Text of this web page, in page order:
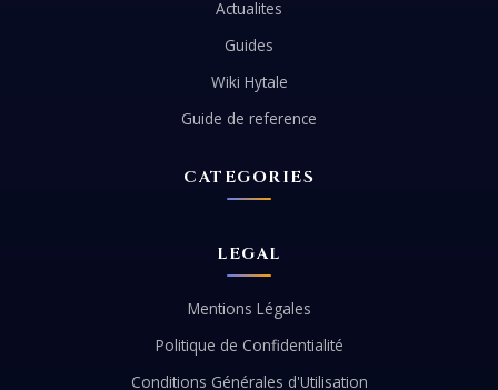
Actualites
Guides
Wiki Hytale
Guide de reference
CATEGORIES
LEGAL
Mentions Légales
Politique de Confidentialité
Conditions Générales d'Utilisation